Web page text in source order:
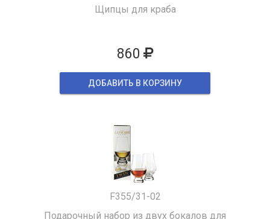
Щипцы для краба
860
ДОБАВИТЬ В КОРЗИНУ
F355/31-02
Подарочный набор из двух бокалов для